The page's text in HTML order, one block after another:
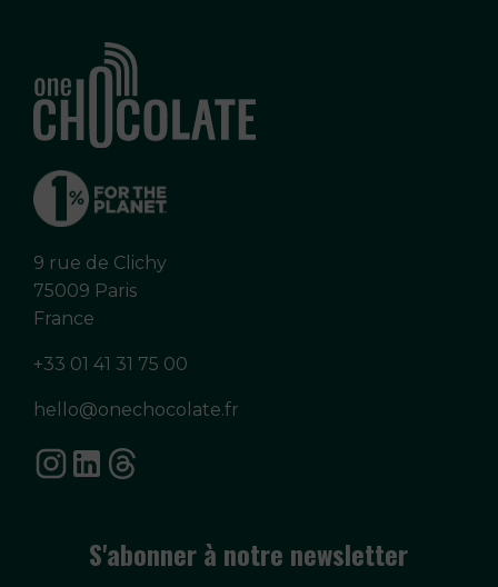
9 rue de Clichy
75009 Paris
France
+33 01 41 31 75 00
hello@onechocolate.fr
S'abonner à notre newsletter